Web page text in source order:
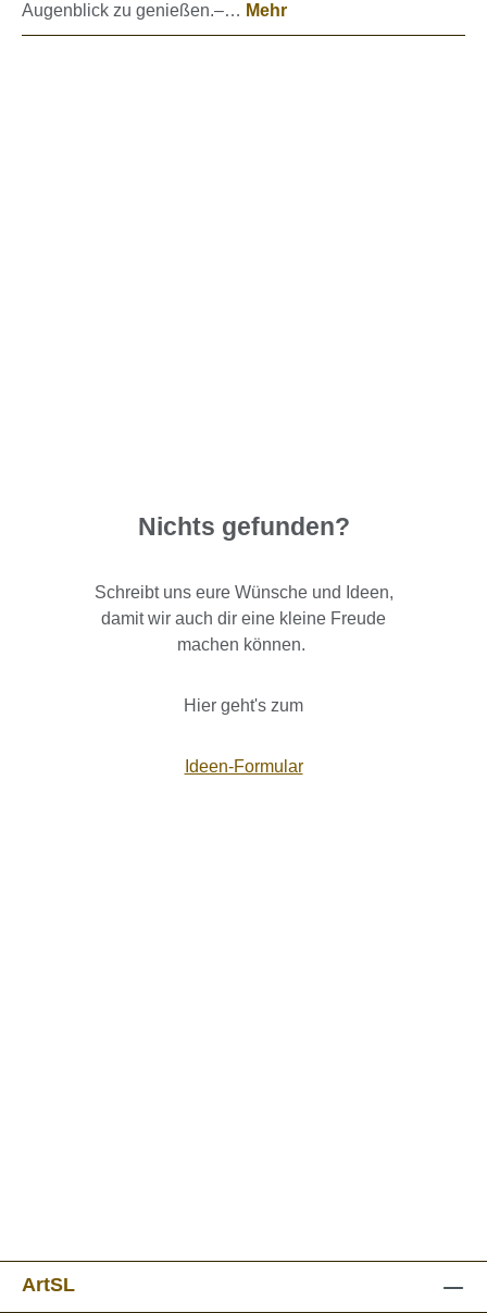
Augenblick zu genießen.–… Mehr
Nichts gefunden?
Schreibt uns eure Wünsche und Ideen,
damit wir auch dir eine kleine Freude
machen können.
Hier geht's zum
Ideen-Formular
ArtSL